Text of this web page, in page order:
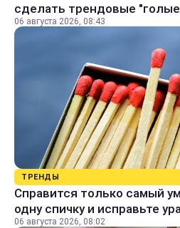
сделать трендовые
06 августа 2026, 08:43
ТРЕНДЫ
Справится только самый
одну спичку и исправьте
06 августа 2026, 08:02